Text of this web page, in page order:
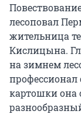
лесоповал
жительница
Кислицына.
на зимнем
профессионал
картошки она